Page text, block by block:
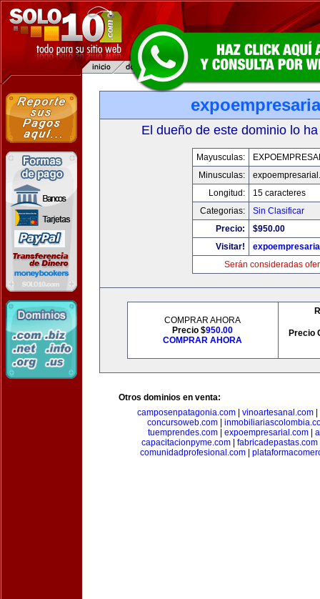
El dueño de este dominio lo
Mayusculas:
Minusculas:
Longitud:
15 caracteres
Categorias:
Sin Clasificar
Precio:
$950.00
Visitar!
Serán consideradas
COMPRAR AHORA
Precio $950.00
COMPRAR AHORA
Precio
Otros dominios en venta:
camposenpatagonia.com| vinoartesanal.com|
concursoweb.com
tuemprendes.com
expoempresarial.com
capacitacionpyme.com
fabricadepastas.com
comunidadprofesional.com|